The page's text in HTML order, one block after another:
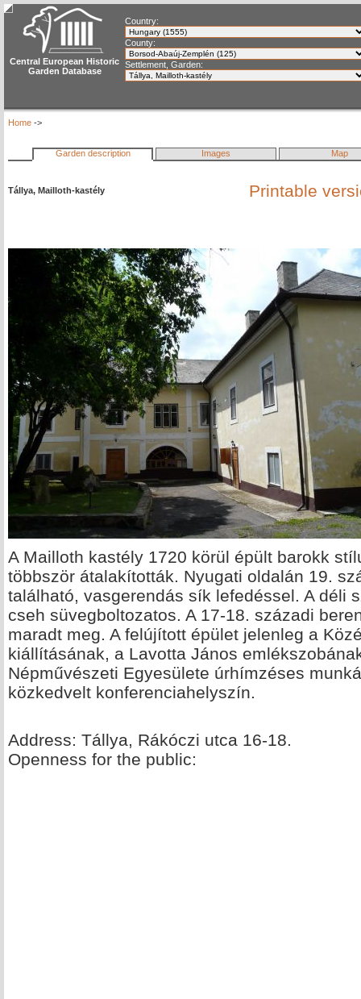
Central European Historic
Garden Database
Country:
County:
Settlement, Garden:
Home ->
Garden description Images Map
Tállya, Mailloth-kastély Printable
A Mailloth kastély 1720 körül épült barokk
többször átalakították. Nyugati oldalán 19.
található, vasgerendás sík lefedéssel. A déli
cseh süvegboltozatos. A 17-18. századi
maradt meg. A felújított épület jelenleg a
kiállításának, a Lavotta János
Népművészeti Egyesülete úrhímzéses
közkedvelt konferenciahelyszín.
Address: Tállya, Rákóczi utca 16-18.
Openness for the public: